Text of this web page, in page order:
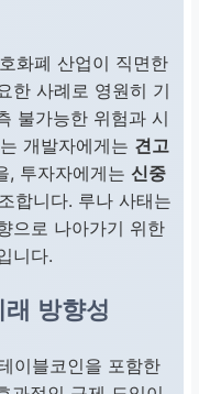
화폐 산업이 직면한
한 사례로 영원히 기
불가능한 위험과 시
개발자에게는 견고
, 투자자에게는 신중
합니다. 루나 사태는
으로 나아가기 위한
니다.
방향성
이블코인을 포함한